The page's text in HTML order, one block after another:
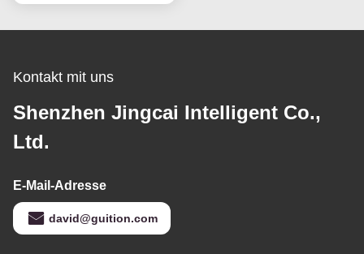
Kontakt mit uns
Shenzhen Jingcai Intelligent Co.,
Ltd.
E-Mail-Adresse
david@guition.com